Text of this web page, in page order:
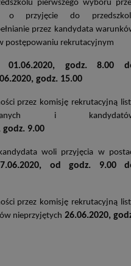
pierwszego wyboru
o przyjęcie do
przez kandydata
postępowaniu rekrutacyjnym
01.06.2020, godz. 8.00
godz. 15.00
przez komisję rekrutacyjną
i
godz. 9.00
woli przyjęcia w
od godz. 9.00
przez komisję rekrutacyjną
nieprzyjętych 26.06.2020,